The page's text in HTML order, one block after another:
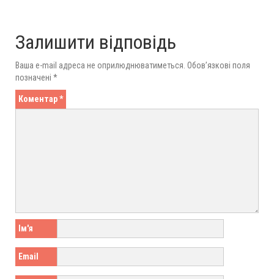
Залишити відповідь
Ваша e-mail адреса не оприлюднюватиметься. Обов’язкові поля
позначені *
Коментар*
Ім'я
Email